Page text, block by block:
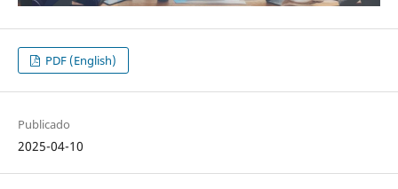
PDF (English)
Publicado
2025-04-10